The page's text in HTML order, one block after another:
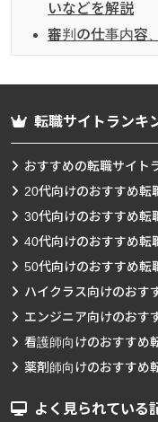
いなどを解説
審判の仕事内容
転職サイトランキ
おすすめの転職サイト
20代向けのおすすめ転
30代向けのおすすめ転
40代向けのおすすめ転
50代向けのおすすめ転
ハイクラス向けのおす
エンジニア向けのおす
看護師向けのおすすめ
薬剤師向けのおすすめ
よく見られている